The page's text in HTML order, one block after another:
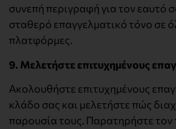
συνεπή περιγραφή για τον εαυτό
σταθερό επαγγελματικό τόνο σε
πλατφόρμες.
9. Μελετήστε επιτυχημένους
Ακολουθήστε επιτυχημένους
κλάδο σας και μελετήστε πώς
παρουσία τους. Παρατηρήστε